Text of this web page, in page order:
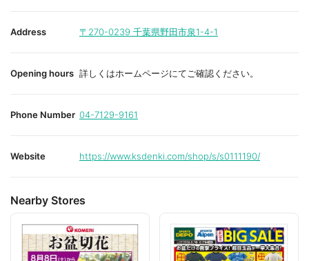
Address 〒270-0239 千葉県野田市泉1-4-1
Opening hours 詳しくはホームページにてご確認ください。
Phone Number 04-7129-9161
Website https://www.ksdenki.com/shop/s/s0111190/
Nearby Stores